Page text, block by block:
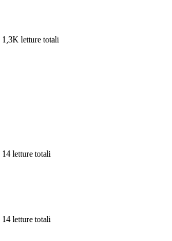
1,3K letture totali
14 letture totali
14 letture totali